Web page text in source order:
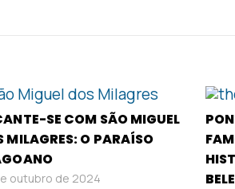
SE COM SÃO MIGUEL
MILAGRES: O PARAÍSO
outubro de 2024